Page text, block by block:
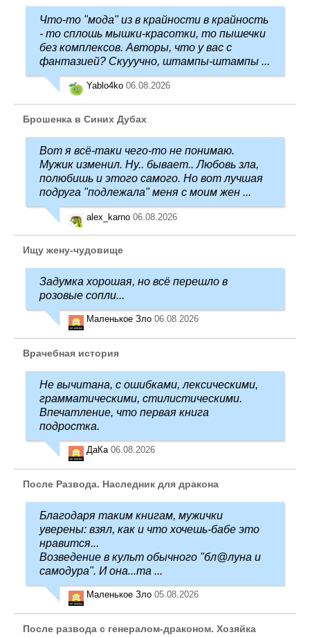
Что-то "мода" из в крайности в крайность
- то сплошь мышки-красотки, то пышечки
без комплексов. Авторы, что у вас с
фантазией? Скууучно, штампы-штампы ...
Yablo4ko 06.08.2026
Брошенка в Синих Дубах
Вот я всё-таки чего-то не понимаю.
Мужик изменил. Ну.. бывает.. Любовь зла,
полюбишь и этого самого. Но вот лучшая
подруга "подлежала" меня с моим жен ...
alex_karno 06.08.2026
Ищу жену-чудовище
Задумка хорошая, но всё перешло в
розовые сопли...
Маленькое Зло 06.08.2026
Врачебная история
Не вычитана, с ошибками, лексическими,
грамматическими, стилистическими.
Впечатление, что первая книга
подростка.
ДаКа 06.08.2026
После Развода. Наследник для дракона
Благодаря таким книгам, мужички
уверены: взял, как и что хочешь-бабе это
нравится...
Возведение в культ обычного "бл@луна и
самодура". И она...та ...
Маленькое Зло 05.08.2026
После развода с генералом-драконом. Хозяйка